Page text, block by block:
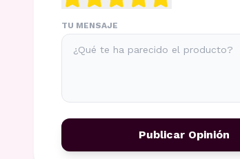
TU MENSAJE
Publicar Opinión